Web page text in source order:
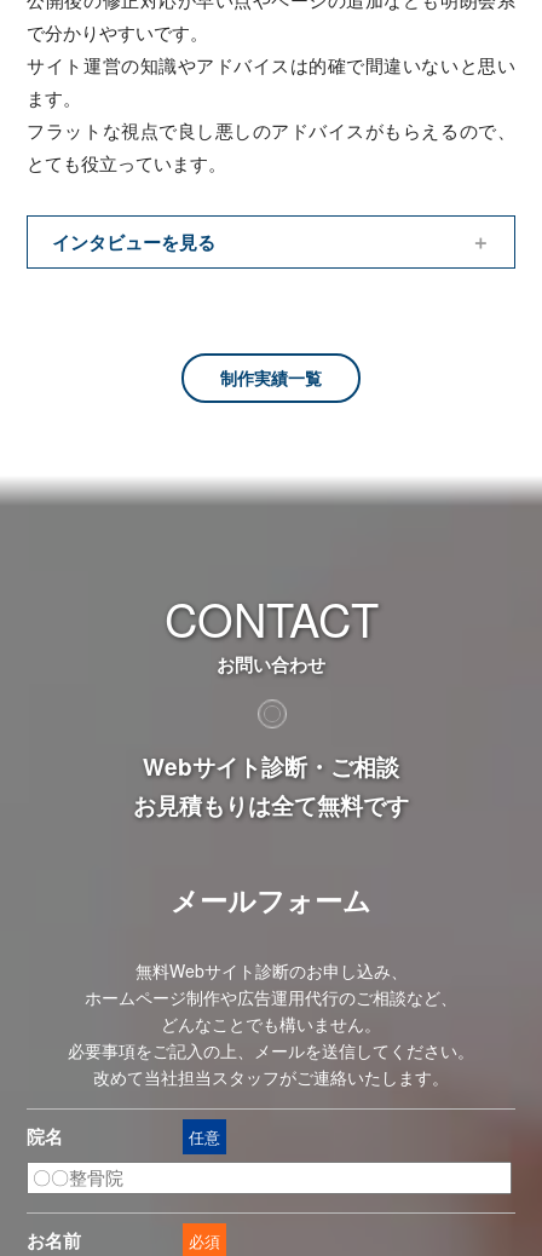
で分かりやすいです。
サイト運営の知識やアドバイスは的確で間違いないと思い
ます。
フラットな視点で良し悪しのアドバイスがもらえるので、
とても役立っています。
インタビューを見る
制作実績一覧
CONTACT
お問い合わせ
Webサイト診断・ご相談
お見積もりは全て無料です
メールフォーム
無料Webサイト診断のお申し込み、
ホームページ制作や広告運用代行のご相談など、
どんなことでも構いません。
必要事項をご記入の上、メールを送信してください。
改めて当社担当スタッフがご連絡いたします。
院名 任意
お名前 必須